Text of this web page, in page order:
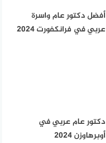
أفضل دكتور عام واسرة
عربي في فرانكفورت 2024
دكتور عام عربي في
أوبرهاوزن 2024